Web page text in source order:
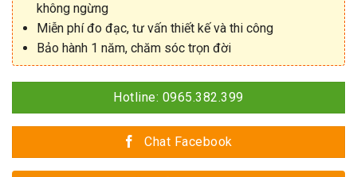
không ngừng
Miễn phí đo đạc, tư vấn thiết kế và thi công
Bảo hành 1 năm, chăm sóc trọn đời
Hotline: 0965.382.399
Chat Facebook